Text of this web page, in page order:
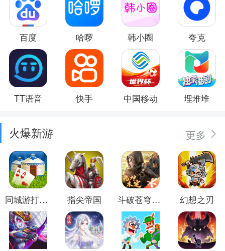
百度 哈啰 韩小圈 夸克
TT语音 快手 中国移动 埋堆堆
火爆新游 更多
同城游打大尖 指尖帝国 斗破苍穹：异火重燃 幻想之刃